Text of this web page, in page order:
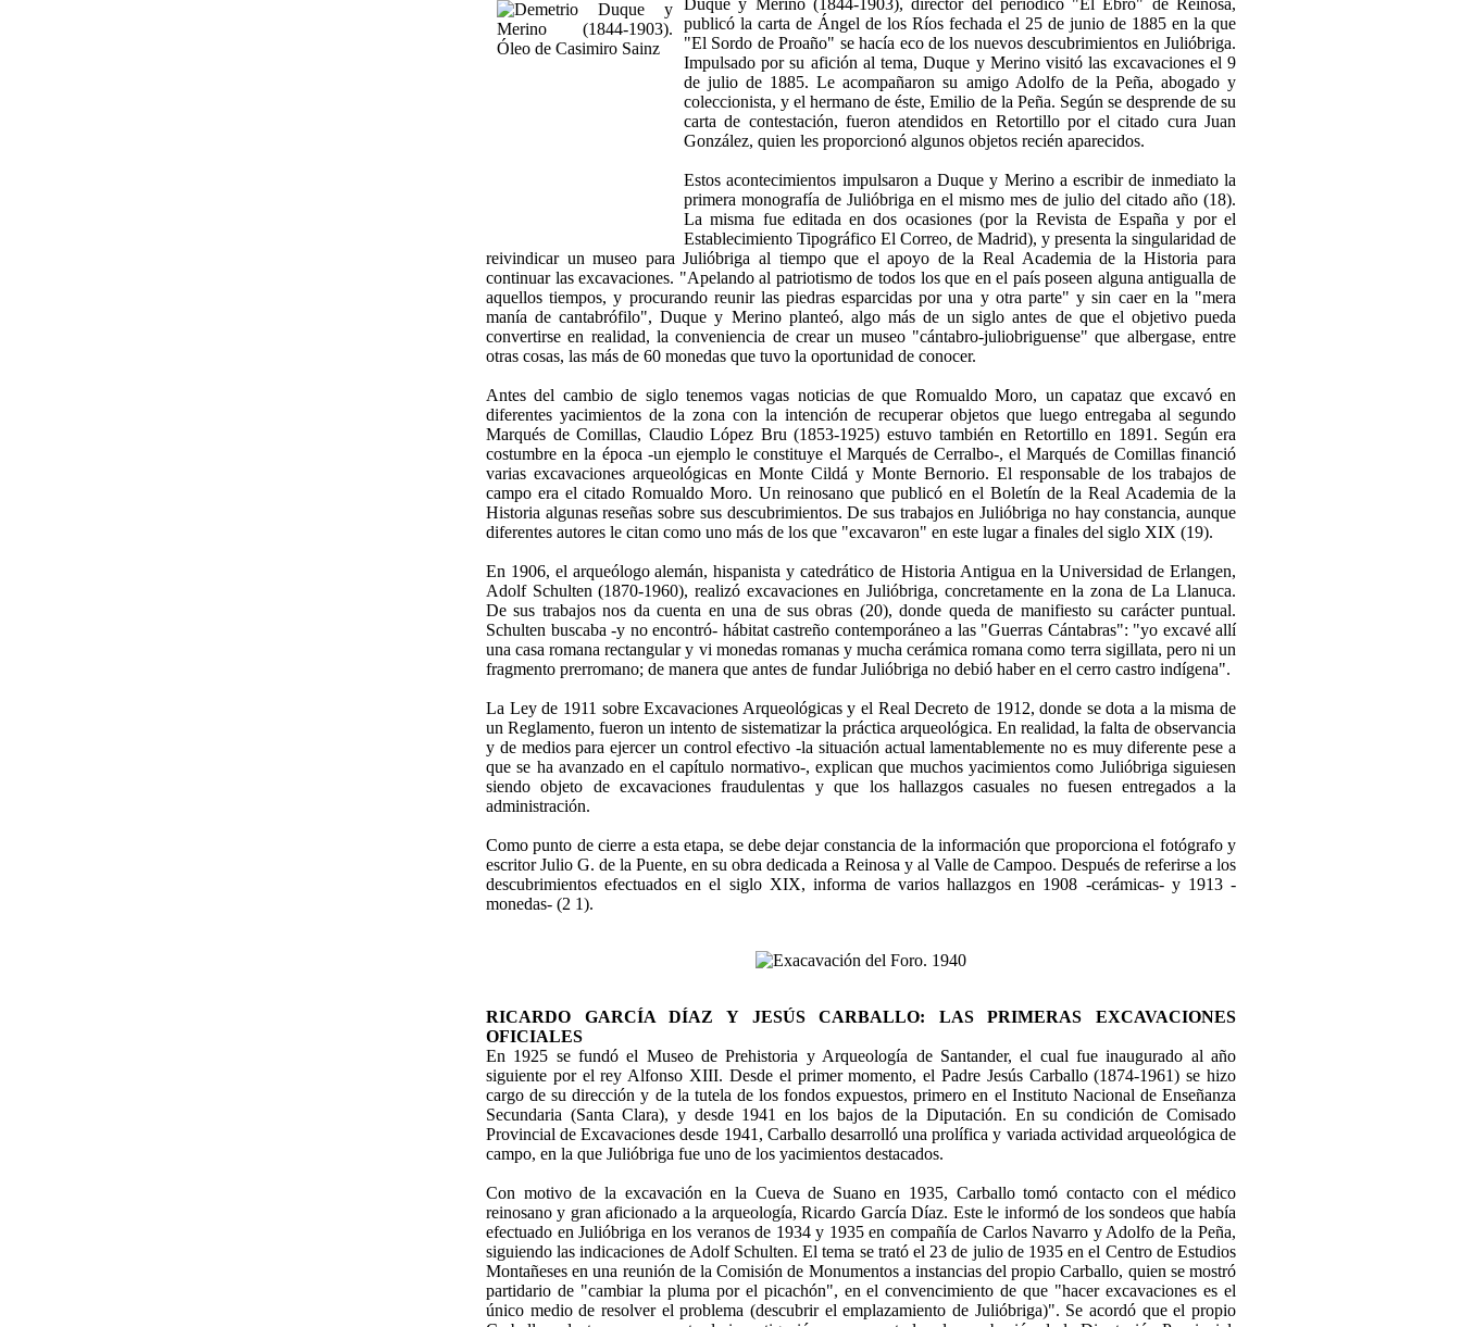
publicó la carta de Ángel de los Ríos fechada el 25 de junio de 1885 en la que
"El Sordo de Proaño" se hacía eco de los nuevos descubrimientos en Julióbriga.
Impulsado por su afición al tema, Duque y Merino visitó las excavaciones el 9
de julio de 1885. Le acompañaron su amigo Adolfo de la Peña, abogado y
coleccionista, y el hermano de éste, Emilio de la Peña. Según se desprende de su
carta de contestación, fueron atendidos en Retortillo por el citado cura Juan
González, quien les proporcionó algunos objetos recién aparecidos.
Estos acontecimientos impulsaron a Duque y Merino a escribir de inmediato la
primera monografía de Julióbriga en el mismo mes de julio del citado año (18).
La misma fue editada en dos ocasiones (por la Revista de España y por el
Establecimiento Tipográfico El Correo, de Madrid), y presenta la singularidad de
reivindicar un museo para Julióbriga al tiempo que el apoyo de la Real Academia de la Historia para
continuar las excavaciones. "Apelando al patriotismo de todos los que en el país poseen alguna antigualla de
aquellos tiempos, y procurando reunir las piedras esparcidas por una y otra parte" y sin caer en la "mera
manía de cantabrófilo", Duque y Merino planteó, algo más de un siglo antes de que el objetivo pueda
convertirse en realidad, la conveniencia de crear un museo "cántabro-juliobriguense" que albergase, entre
otras cosas, las más de 60 monedas que tuvo la oportunidad de conocer.
Antes del cambio de siglo tenemos vagas noticias de que Romualdo Moro, un capataz que excavó en
diferentes yacimientos de la zona con la intención de recuperar objetos que luego entregaba al segundo
Marqués de Comillas, Claudio López Bru (1853-1925) estuvo también en Retortillo en 1891. Según era
costumbre en la época -un ejemplo le constituye el Marqués de Cerralbo-, el Marqués de Comillas financió
varias excavaciones arqueológicas en Monte Cildá y Monte Bernorio. El responsable de los trabajos de
campo era el citado Romualdo Moro. Un reinosano que publicó en el Boletín de la Real Academia de la
Historia algunas reseñas sobre sus descubrimientos. De sus trabajos en Julióbriga no hay constancia, aunque
diferentes autores le citan como uno más de los que "excavaron" en este lugar a finales del siglo XIX (19).
En 1906, el arqueólogo alemán, hispanista y catedrático de Historia Antigua en la Universidad de Erlangen,
Adolf Schulten (1870-1960), realizó excavaciones en Julióbriga, concretamente en la zona de La Llanuca.
De sus trabajos nos da cuenta en una de sus obras (20), donde queda de manifiesto su carácter puntual.
Schulten buscaba -y no encontró- hábitat castreño contemporáneo a las "Guerras Cántabras": "yo excavé allí
una casa romana rectangular y vi monedas romanas y mucha cerámica romana como terra sigillata, pero ni un
fragmento prerromano; de manera que antes de fundar Julióbriga no debió haber en el cerro castro indígena".
La Ley de 1911 sobre Excavaciones Arqueológicas y el Real Decreto de 1912, donde se dota a la misma de
un Reglamento, fueron un intento de sistematizar la práctica arqueológica. En realidad, la falta de observancia
y de medios para ejercer un control efectivo -la situación actual lamentablemente no es muy diferente pese a
que se ha avanzado en el capítulo normativo-, explican que muchos yacimientos como Julióbriga siguiesen
siendo objeto de excavaciones fraudulentas y que los hallazgos casuales no fuesen entregados a la
administración.
Como punto de cierre a esta etapa, se debe dejar constancia de la información que proporciona el fotógrafo y
escritor Julio G. de la Puente, en su obra dedicada a Reinosa y al Valle de Campoo. Después de referirse a los
descubrimientos efectuados en el siglo XIX, informa de varios hallazgos en 1908 -cerámicas- y 1913 -
monedas- (2 1).
RICARDO GARCÍA DÍAZ Y JESÚS CARBALLO: LAS PRIMERAS EXCAVACIONES
OFICIALES
En 1925 se fundó el Museo de Prehistoria y Arqueología de Santander, el cual fue inaugurado al año
siguiente por el rey Alfonso XIII. Desde el primer momento, el Padre Jesús Carballo (1874-1961) se hizo
cargo de su dirección y de la tutela de los fondos expuestos, primero en el Instituto Nacional de Enseñanza
Secundaria (Santa Clara), y desde 1941 en los bajos de la Diputación. En su condición de Comisado
Provincial de Excavaciones desde 1941, Carballo desarrolló una prolífica y variada actividad arqueológica de
campo, en la que Julióbriga fue uno de los yacimientos destacados.
Con motivo de la excavación en la Cueva de Suano en 1935, Carballo tomó contacto con el médico
reinosano y gran aficionado a la arqueología, Ricardo García Díaz. Este le informó de los sondeos que había
efectuado en Julióbriga en los veranos de 1934 y 1935 en compañía de Carlos Navarro y Adolfo de la Peña,
siguiendo las indicaciones de Adolf Schulten. El tema se trató el 23 de julio de 1935 en el Centro de Estudios
Montañeses en una reunión de la Comisión de Monumentos a instancias del propio Carballo, quien se mostró
partidario de "cambiar la pluma por el picachón", en el convencimiento de que "hacer excavaciones es el
único medio de resolver el problema (descubrir el emplazamiento de Julióbriga)". Se acordó que el propio